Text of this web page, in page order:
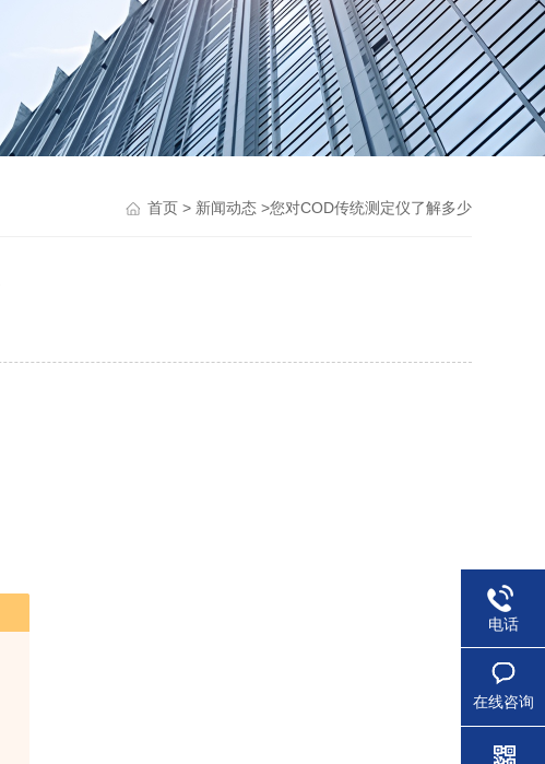
首页> 新闻动态>您对COD传统测定仪了解多少
电话
在线咨询